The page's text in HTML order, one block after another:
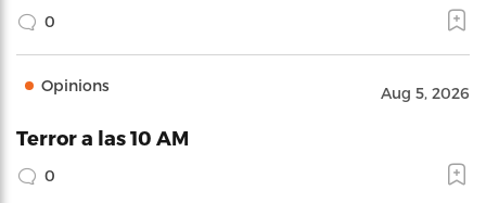
0
Opinions Aug 5, 2026
Terror a las 10 AM
0